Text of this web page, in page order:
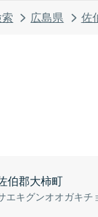
広島県 佐
伯郡大柿町
エキグンオオガキチ